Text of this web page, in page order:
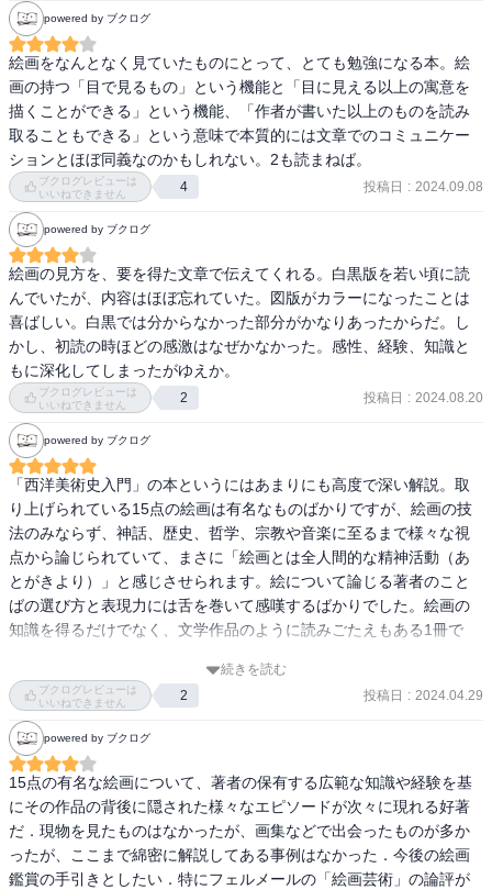
枝にきらきら輝く塩の結晶が一面に付着するように、この室内に溢
れる北国の光は、金色の結晶となってシャンデリアに取り付いてい
るのである。」
—『カラー版　名画を見る眼　Ⅰ　油彩画誕生からマネまで (岩波新
書)』高階 秀爾著
「総じて、油彩画の登場とともにその頂点に達した西欧の写実主義
は、本来視覚世界を通してものそのものの存在を確認しようとする
試みであり、したがって最終的には手にとって触れることができる
という触覚的効果を目指したものであるが、フェルメールは、視覚
的効果だけで自己の世界を完結させることのできる稀有の画家であ
ると言ってよい。対象そのものよりもその対象の上の光の効果を体
系的に追求したのは、言うまでもなく印象派の画家たちであり、そ
の点にこそ印象派の「近代性」があったのだが、とすればフェルメ
ールは、二百年も早く、印象派の問題を先取りしていたわけであ
る。視覚世界だけに満足することのできなかったセザンヌがモネの
ことを批評して、「モネはただひとつの眼に過ぎない」と断定しな
がら、そのすぐ後で、「だが何と素晴らしい眼だろう」とつけ加え
たのは、結局印象派に対するこの上ない讃辞であった。われわれ
は、同じ讃辞を、「絵画芸術」の芸術家にも捧げなければならない
であろう。」
—『カラー版　名画を見る眼　Ⅰ　油彩画誕生からマネまで (岩波新
書)』高階 秀爾著
「フェルメールは、決して大きいとは言えないこの自分の画室のな
かに、モデルのみならず、さまざまの小道具を自分の好みのままに
配置して、それらを丹念に眼で愛撫しながら、ゆっくり時間をかけ
て心ゆくまで描き続けた。彼の家が父親の代から骨董商を営んでい
たということは、このような彼にとっては二重の意味で幸運であっ
た。というのは、ひとつには彼は、生活のために無理に人びとの趣
味に投じた絵を描いて売る必要がなかったからであり、もうひとつ
には、自分の家の商売物のなかから、気に入ったものを持ってきて
は画面に登場させることができたからである。例えば、彼の作品で
はたいていの場合、奥の壁に、作品全体の主題と関係の深い絵と
か、地図がかけられているが、それらは、その時その時に応じて、
20世紀末以降、美術批評や美学の潮流は様々に分化し、作品もデ
ジタル技術（死語か？）を取り入れたインタラクティブな現代アー
トが拡張しています。
３ＤＭＲＩやＡＩなどの技術を駆使した名画の分析研究も盛んで
す。
このような現代の状況にあっても、高階先生の美術批評は一時代
を築いた金字塔です。岩波新書がカラー版を2023年に発行したこと
も証と言えるでしょう。
（『 Ⅱ - 印象派からピカソまで』も同年6月に発行されています。）
ぜひ、新書というサイズの利点を活かして本書をバッグに入れ、
紅葉鮮やかな日当たりの良い公園や、落ち着いた雰囲気のカフェな
どでページを繰っていただきたいと思います。
超一流のキュレーターが企画した展覧会を、最高の解説者の話を
聞きながら観覧するようなものですから。
powered by ブクログ
絵画をなんとなく見ていたものにとって、とても勉強になる本。絵
画の持つ「目で見るもの」という機能と「目に見える以上の寓意を
描くことができる」という機能、「作者が書いた以上のものを読み
取ることもできる」という意味で本質的には文章でのコミュニケー
ションとほぼ同義なのかもしれない。2も読まねば。
ブクログレビューは
いいねできません
4 投稿日 : 2024.09.08
powered by ブクログ
絵画の見方を、要を得た文章で伝えてくれる。白黒版を若い頃に読
んでいたが、内容はほぼ忘れていた。図版がカラーになったことは
喜ばしい。白黒では分からなかった部分がかなりあったからだ。し
かし、初読の時ほどの感激はなぜかなかった。感性、経験、知識と
もに深化してしまったがゆえか。
ブクログレビューは
いいねできません
2 投稿日 : 2024.08.20
powered by ブクログ
「西洋美術史入門」の本というにはあまりにも高度で深い解説。取
り上げられている15点の絵画は有名なものばかりですが、絵画の技
法のみならず、神話、歴史、哲学、宗教や音楽に至るまで様々な視
点から論じられていて、まさに「絵画とは全人間的な精神活動（あ
とがきより）」と感じさせられます。絵について論じる著者のこと
ばの選び方と表現力には舌を巻いて感嘆するばかりでした。絵画の
知識を得るだけでなく、文学作品のように読みごたえもある1冊で
―「オランピア」には、今にも崩れ去ろうとする壮麗な建築を最後
の一点で辛うじて支えているような緊張感と不安感とがある。
続きを読む
ブクログレビューは
いいねできません
2 投稿日 : 2024.04.29
powered by ブクログ
15点の有名な絵画について、著者の保有する広範な知識や経験を基
にその作品の背後に隠された様々なエピソードが次々に現れる好著
だ．現物を見たものはなかったが、画集などで出会ったものが多か
ったが、ここまで綿密に解説してある事例はなかった．今後の絵画
鑑賞の手引きとしたい．特にフェルメールの「絵画芸術」の論評が